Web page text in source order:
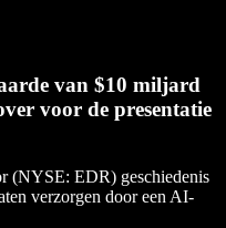
van $10 miljard
voor de presentatie
(NYSE: EDR) geschiedenis
verzorgen door een AI-